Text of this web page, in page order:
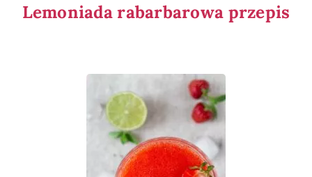
Lemoniada rabarbarowa przepis